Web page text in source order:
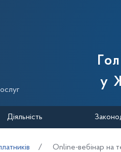
Державної
у
Діяльність
Online-вебінар на